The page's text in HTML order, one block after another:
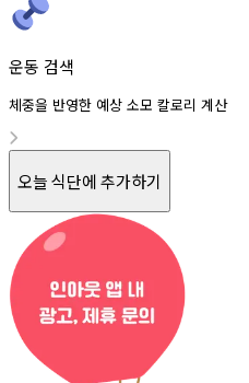
운동 검색
체중을 반영한 예상 소모 칼로리 계산
오늘 식단에 추가하기